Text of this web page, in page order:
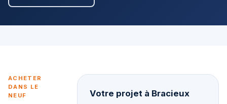
ACHETER
DANS LE
NEUF
Votre projet à Bracieux